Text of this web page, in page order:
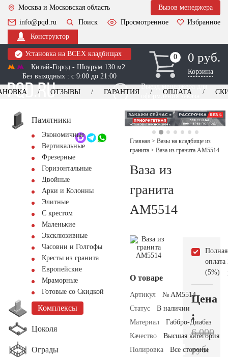
Москва и Московская область
Вызов менеджера
info@pqd.ru
Поиск Просмотренное
Избранное
Конструктор
Установка на ВСЕХ кладбищах
Китай-Город - Шоурум 130 м2
Без выходных : с 9:00 до 21:00
0
0 0 руб.
Корзина
Выезд менеджера для
оформления заказа
+7 (495) 518-44-23
Обратный звонок
ОТЗЫВЫ ГАРАНТИЯ ОПЛАТА
Памятники
Экономичные
Вертикальные
Фрезерные
Горизонтальные
Двойные
Арки и Колонны
Элитные
С крестом
Маленькие
Эксклюзивные
Часовни и Голгофы
Кресты из гранита
Европейские
Мраморные
Готовые со Скидкой
Комплексы
Цоколя
Ограды
Главная > Вазы на кладбище из
гранита > Ваза из гранита AM5514
Ваза из
гранита
AM5514
О товаре
Артикул
№ AM5514
Статус
В наличии
Материал
Габбро-Диабаз
Качество
Высшая категория
Полировка
Все стороны
Полная
оплата
(5%)
Цена
:
6.000
руб.